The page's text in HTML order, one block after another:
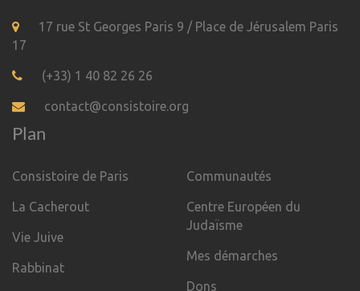
17 rue St Georges Paris 9 / Place de Jérusalem Paris
17
(+33) 1 40 82 26 26
contact@consistoire.org
Plan
Consistoire de Paris
La Cacherout
Vie Juive
Rabbinat
Communautés
Centre Européen du
Judaïsme
Mes démarches
Dons